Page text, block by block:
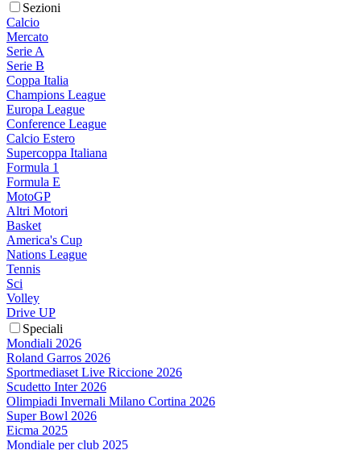
Sezioni
Calcio
Mercato
Serie A
Serie B
Coppa Italia
Champions League
Europa League
Conference League
Calcio Estero
Supercoppa Italiana
Formula 1
Formula E
MotoGP
Altri Motori
Basket
America's Cup
Nations League
Tennis
Sci
Volley
Drive UP
Speciali
Mondiali 2026
Roland Garros 2026
Sportmediaset Live Riccione 2026
Scudetto Inter 2026
Olimpiadi Invernali Milano Cortina 2026
Super Bowl 2026
Eicma 2025
Mondiale per club 2025